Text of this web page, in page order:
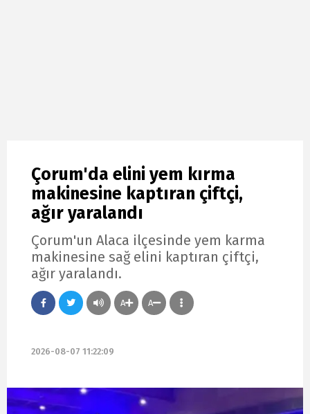
Çorum'da elini yem kırma
makinesine kaptıran çiftçi,
ağır yaralandı
Çorum'un Alaca ilçesinde yem karma
makinesine sağ elini kaptıran çiftçi,
ağır yaralandı.
A A
2026-08-07 11:22:09